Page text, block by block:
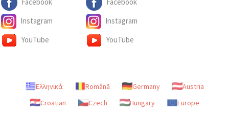
Instagram
YouTube
Instagram
YouTube
Ελληνικά Română Germany
Austria
Croatian
Czech Hungary Europe